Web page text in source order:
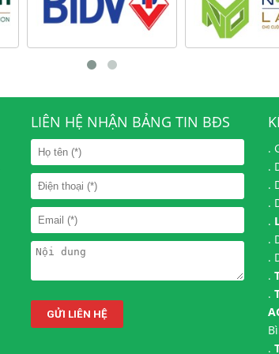
LIÊN HỆ NHẬN BẢNG TIN BĐS
.
.
.
.
.
.
.
.
.
.